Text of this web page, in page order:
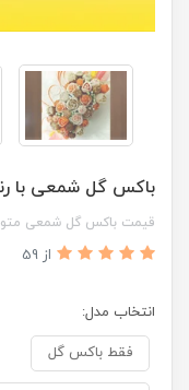
باکس گل شمعی با
قیمت باکس گل شمعی
از 59
انتخاب مدل:
فقط باکس گل